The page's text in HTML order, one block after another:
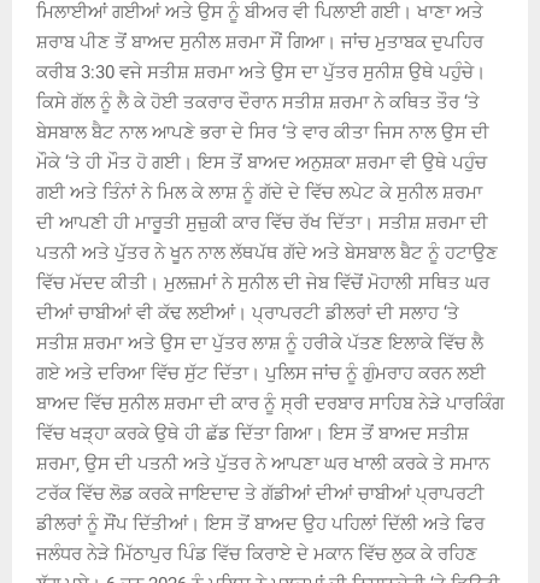
ਮਿਲਾਈਆਂ ਗਈਆਂ ਅਤੇ ਉਸ ਨੂੰ ਬੀਅਰ ਵੀ ਪਿਲਾਈ ਗਈ। ਖਾਣਾ ਅਤੇ
ਸ਼ਰਾਬ ਪੀਣ ਤੋਂ ਬਾਅਦ ਸੁਨੀਲ ਸ਼ਰਮਾ ਸੌਂ ਗਿਆ। ਜਾਂਚ ਮੁਤਾਬਕ ਦੁਪਹਿਰ
ਕਰੀਬ 3:30 ਵਜੇ ਸਤੀਸ਼ ਸ਼ਰਮਾ ਅਤੇ ਉਸ ਦਾ ਪੁੱਤਰ ਸੁਨੀਸ਼ ਉਥੇ ਪਹੁੰਚੇ।
ਕਿਸੇ ਗੱਲ ਨੂੰ ਲੈ ਕੇ ਹੋਈ ਤਕਰਾਰ ਦੌਰਾਨ ਸਤੀਸ਼ ਸ਼ਰਮਾ ਨੇ ਕਥਿਤ ਤੌਰ ‘ਤੇ
ਬੇਸਬਾਲ ਬੈਟ ਨਾਲ ਆਪਣੇ ਭਰਾ ਦੇ ਸਿਰ ‘ਤੇ ਵਾਰ ਕੀਤਾ ਜਿਸ ਨਾਲ ਉਸ ਦੀ
ਮੌਕੇ ‘ਤੇ ਹੀ ਮੌਤ ਹੋ ਗਈ। ਇਸ ਤੋਂ ਬਾਅਦ ਅਨੁਸ਼ਕਾ ਸ਼ਰਮਾ ਵੀ ਉਥੇ ਪਹੁੰਚ
ਗਈ ਅਤੇ ਤਿੰਨਾਂ ਨੇ ਮਿਲ ਕੇ ਲਾਸ਼ ਨੂੰ ਗੱਦੇ ਦੇ ਵਿੱਚ ਲਪੇਟ ਕੇ ਸੁਨੀਲ ਸ਼ਰਮਾ
ਦੀ ਆਪਣੀ ਹੀ ਮਾਰੂਤੀ ਸੁਜ਼ੁਕੀ ਕਾਰ ਵਿੱਚ ਰੱਖ ਦਿੱਤਾ। ਸਤੀਸ਼ ਸ਼ਰਮਾ ਦੀ
ਪਤਨੀ ਅਤੇ ਪੁੱਤਰ ਨੇ ਖੂਨ ਨਾਲ ਲੱਥਪੱਥ ਗੱਦੇ ਅਤੇ ਬੇਸਬਾਲ ਬੈਟ ਨੂੰ ਹਟਾਉਣ
ਵਿੱਚ ਮੱਦਦ ਕੀਤੀ। ਮੁਲਜ਼ਮਾਂ ਨੇ ਸੁਨੀਲ ਦੀ ਜੇਬ ਵਿੱਚੋਂ ਮੋਹਾਲੀ ਸਥਿਤ ਘਰ
ਦੀਆਂ ਚਾਬੀਆਂ ਵੀ ਕੱਢ ਲਈਆਂ। ਪ੍ਰਾਪਰਟੀ ਡੀਲਰਾਂ ਦੀ ਸਲਾਹ ‘ਤੇ
ਸਤੀਸ਼ ਸ਼ਰਮਾ ਅਤੇ ਉਸ ਦਾ ਪੁੱਤਰ ਲਾਸ਼ ਨੂੰ ਹਰੀਕੇ ਪੱਤਣ ਇਲਾਕੇ ਵਿੱਚ ਲੈ
ਗਏ ਅਤੇ ਦਰਿਆ ਵਿੱਚ ਸੁੱਟ ਦਿੱਤਾ। ਪੁਲਿਸ ਜਾਂਚ ਨੂੰ ਗੁੰਮਰਾਹ ਕਰਨ ਲਈ
ਬਾਅਦ ਵਿੱਚ ਸੁਨੀਲ ਸ਼ਰਮਾ ਦੀ ਕਾਰ ਨੂੰ ਸ੍ਰੀ ਦਰਬਾਰ ਸਾਹਿਬ ਨੇੜੇ ਪਾਰਕਿੰਗ
ਵਿੱਚ ਖੜ੍ਹਾ ਕਰਕੇ ਉਥੇ ਹੀ ਛੱਡ ਦਿੱਤਾ ਗਿਆ। ਇਸ ਤੋਂ ਬਾਅਦ ਸਤੀਸ਼
ਸ਼ਰਮਾ, ਉਸ ਦੀ ਪਤਨੀ ਅਤੇ ਪੁੱਤਰ ਨੇ ਆਪਣਾ ਘਰ ਖਾਲੀ ਕਰਕੇ ਤੇ ਸਮਾਨ
ਟਰੱਕ ਵਿੱਚ ਲੋਡ ਕਰਕੇ ਜਾਇਦਾਦ ਤੇ ਗੱਡੀਆਂ ਦੀਆਂ ਚਾਬੀਆਂ ਪ੍ਰਾਪਰਟੀ
ਡੀਲਰਾਂ ਨੂੰ ਸੌਂਪ ਦਿੱਤੀਆਂ। ਇਸ ਤੋਂ ਬਾਅਦ ਉਹ ਪਹਿਲਾਂ ਦਿੱਲੀ ਅਤੇ ਫਿਰ
ਜਲੰਧਰ ਨੇੜੇ ਮਿੱਠਾਪੁਰ ਪਿੰਡ ਵਿੱਚ ਕਿਰਾਏ ਦੇ ਮਕਾਨ ਵਿੱਚ ਲੁਕ ਕੇ ਰਹਿਣ